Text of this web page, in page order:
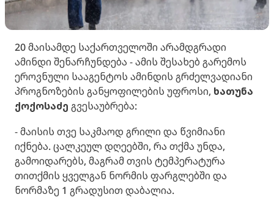
20 მაისამდე საქართველოში არამდგრადი
ამინდი შენარჩუნდება - ამის შესახებ გარემოს
ეროვნული სააგენტოს ამინდის გრძელვადიანი
პროგნოზების განყოფილების უფროსი, ხათუნა
ქოქოსაძე გვესაუბრება:
- მაისის თვე საკმაოდ გრილი და წვიმიანი
იქნება. ცალკეულ დღეებში, რა თქმა უნდა,
გამოიდარებს, მაგრამ თვის ტემპერატურა
თითქმის ყველგან ნორმის ფარგლებში და
ნორმაზე 1 გრადუსით დაბალია.